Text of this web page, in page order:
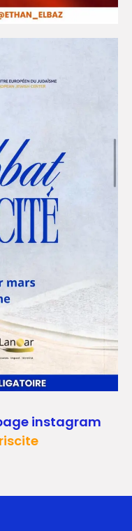
instagram